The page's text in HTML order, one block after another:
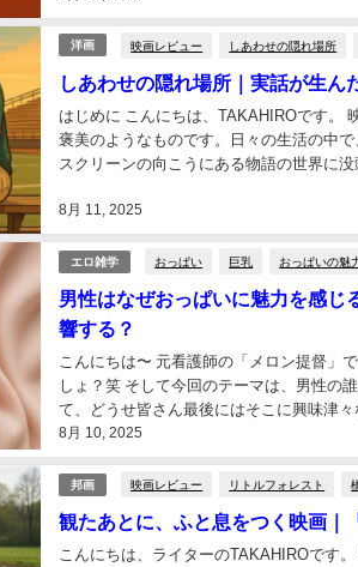
洋画 映画レビュー しあわせの隠れ場所
しあわせの隠れ場所｜実話が生ん
8月 11, 2025
はじめに こんにちは、TAKAHIROです。
褒美のようなものです。日々の生活の中
スクリーンの向こうにある物語の世界に
エロ雑学 おっぱい 巨乳 おっぱいの魅
男性はなぜおっぱいに魅力を感じ
響する？
8月 10, 2025
こんにちは〜 元看護師の「メロン提督」
しょ？笑 そして今回のテーマは、男性の
て、どうせ皆さん最後にはそこに興味津
男性はなぜ、おっぱいを魅力的に感じるの
邦画 映画レビュー リトルフォレスト
観たあとに、ふと息をつく映画｜
こんにちは、ライターのTAKAHIROです